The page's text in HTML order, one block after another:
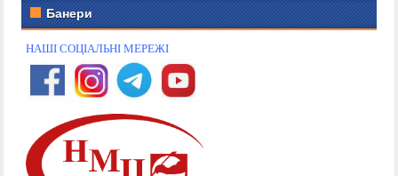
Банери
НАШІ СОЦІАЛЬНІ МЕРЕЖІ